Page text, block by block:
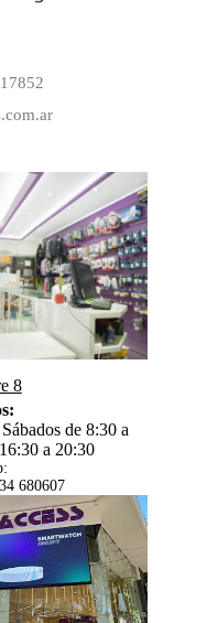
8
de 8:30 a
a 20:30
680607